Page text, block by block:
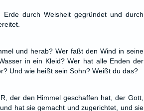
durch Weisheit gegründet und durch
und herab? Wer faßt den Wind in seine
in ein Kleid? Wer hat alle Enden der
Und wie heißt sein Sohn? Weißt du das?
der den Himmel geschaffen hat, der Gott,
hat sie gemacht und zugerichtet, und sie